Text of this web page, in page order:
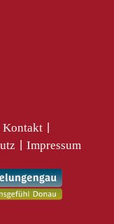
Kontakt
Impressum